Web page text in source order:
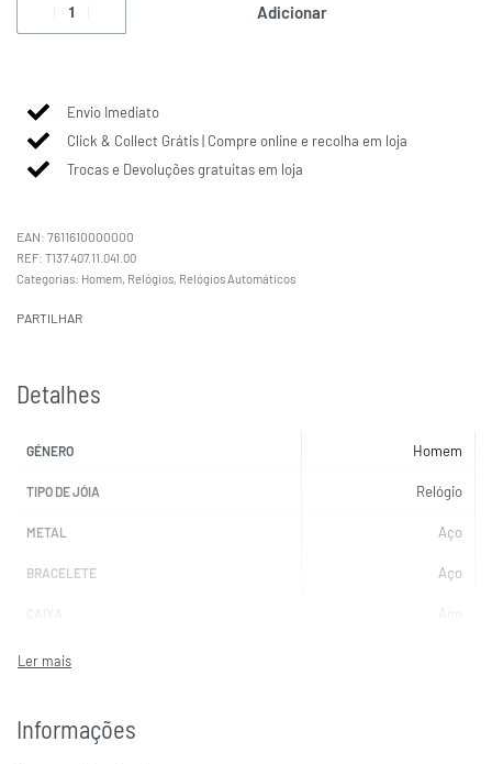
Adicionar
Envio Imediato
Click & Collect Grátis | Compre online e recolha em loja
Trocas e Devoluções gratuitas em loja
EAN: 7611610000000
T137.407.11.041.00
Categorias: Homem, Relógios, Relógios Automáticos
PARTILHAR
Detalhes
GÉNERO Homem
TIPO DE JÓIA Relógio
METAL Aço
BRACELETE Aço
COR DO MOSTRADOR
VIDRO
Informações